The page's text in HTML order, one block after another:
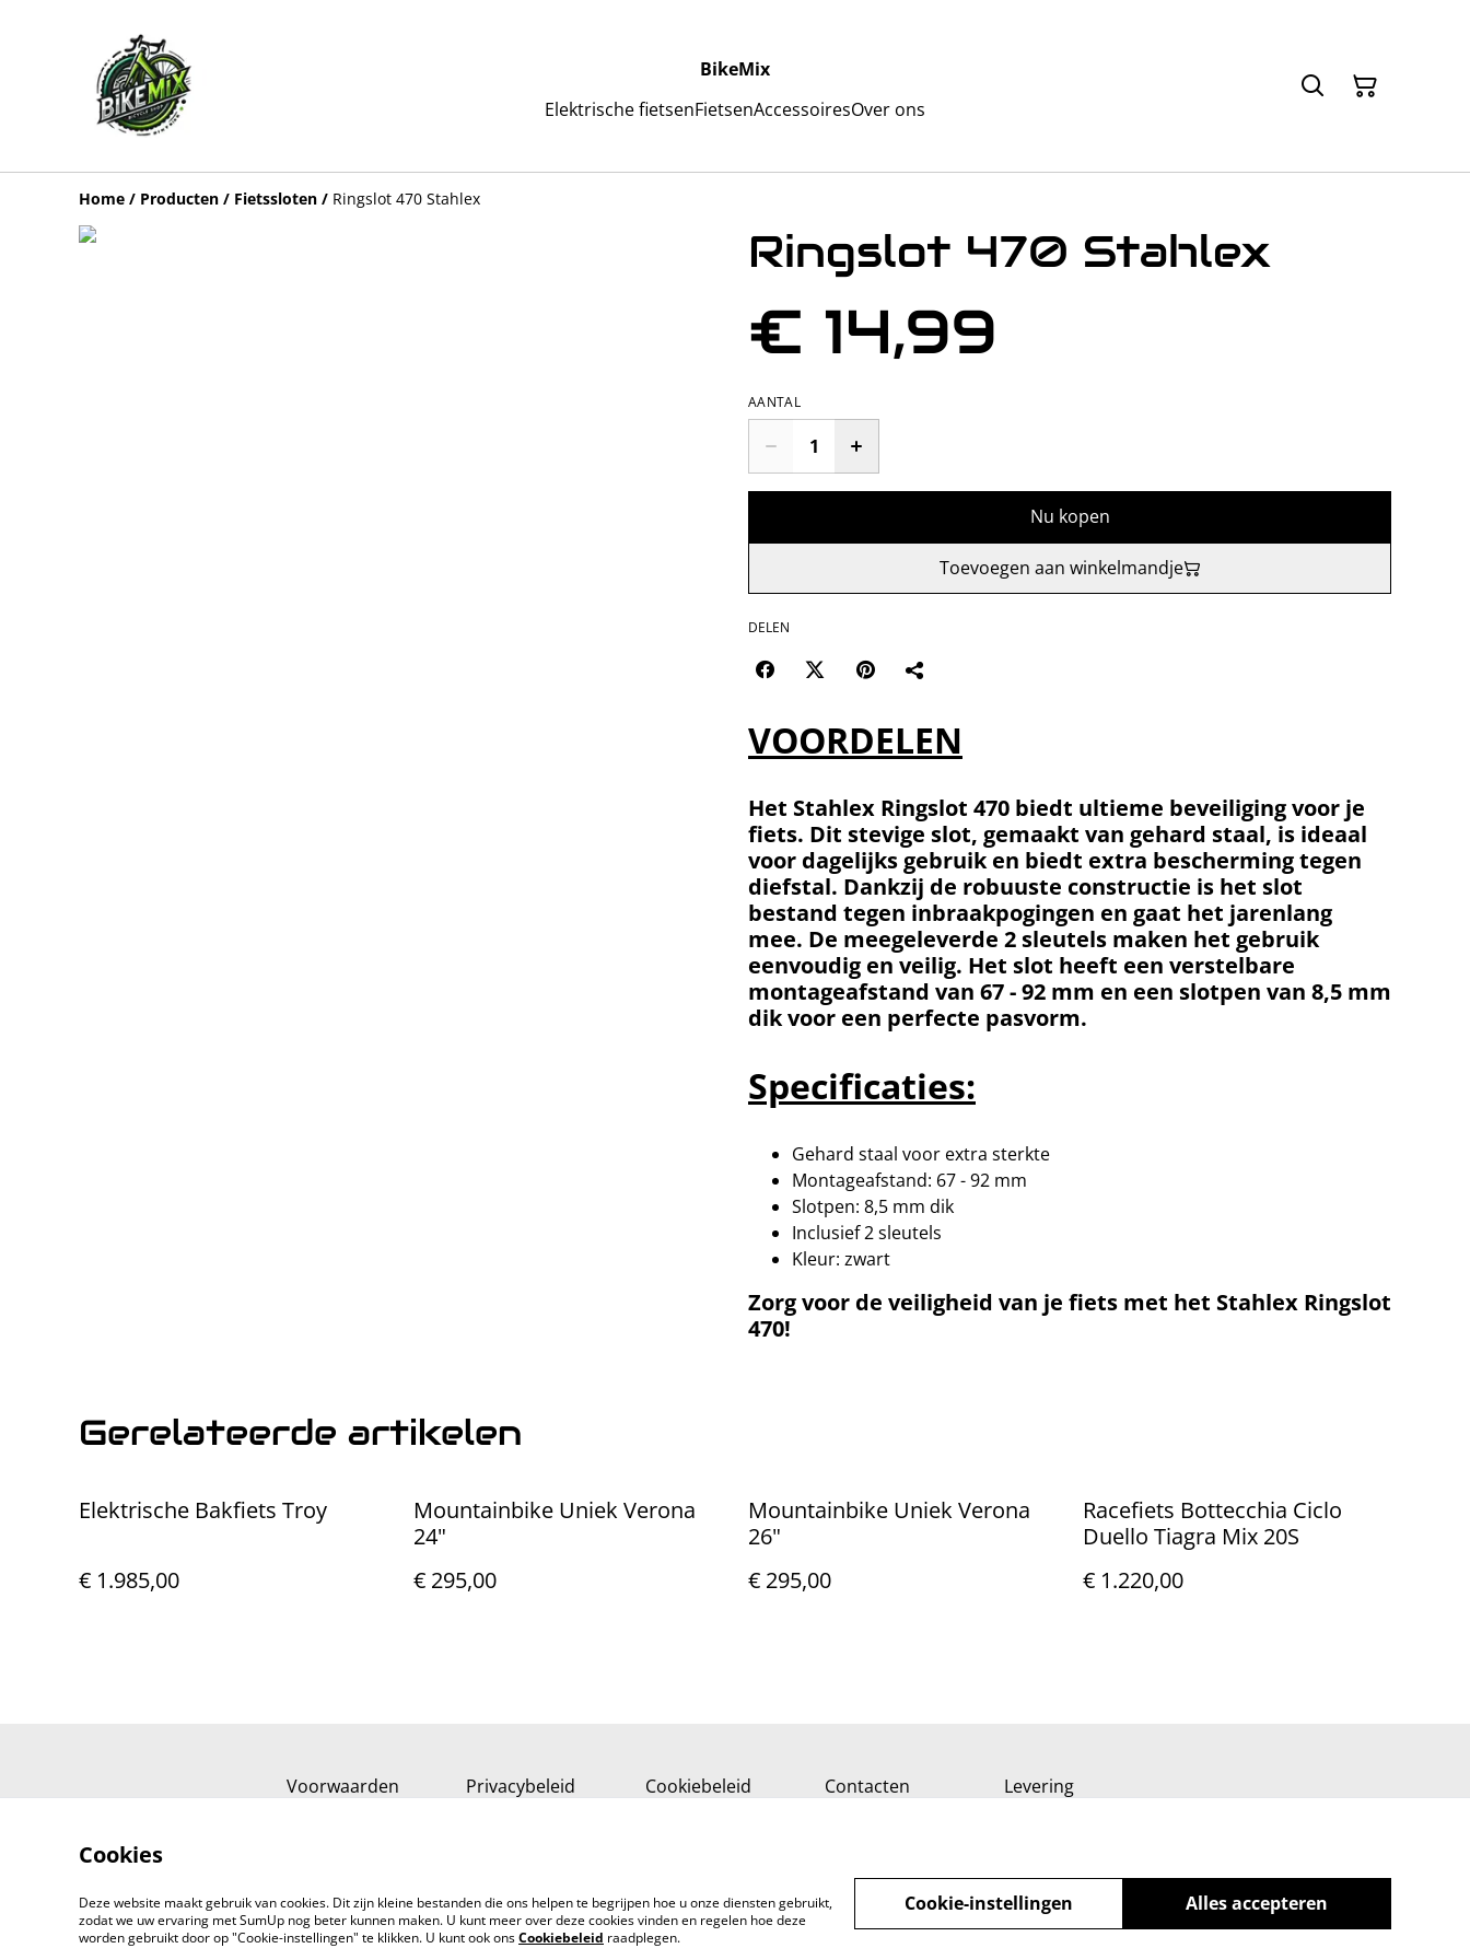
BikeMix
Elektrische fietsenFietsenAccessoiresOver ons
Home / Producten / Fietssloten / Ringslot 470 Stahlex
Ringslot 470 Stahlex
€ 14,99
AANTAL
Nu kopen
Toevoegen aan winkelmandje
DELEN
VOORDELEN
Het Stahlex Ringslot 470 biedt ultieme beveiliging voor je
fiets. Dit stevige slot, gemaakt van gehard staal, is ideaal
voor dagelijks gebruik en biedt extra bescherming tegen
diefstal. Dankzij de robuuste constructie is het slot
bestand tegen inbraakpogingen en gaat het jarenlang
mee. De meegeleverde 2 sleutels maken het gebruik
eenvoudig en veilig. Het slot heeft een verstelbare
montageafstand van 67 - 92 mm en een slotpen van 8,5 mm
dik voor een perfecte pasvorm.
Specificaties:
Gehard staal voor extra sterkte
Montageafstand: 67 - 92 mm
Slotpen: 8,5 mm dik
Inclusief 2 sleutels
Kleur: zwart
Zorg voor de veiligheid van je fiets met het Stahlex Ringslot
470!
Gerelateerde artikelen
Elektrische Bakfiets Troy
€ 1.985,00
Mountainbike Uniek Verona
24"
€ 295,00
Mountainbike Uniek Verona
26"
€ 295,00
Racefiets Bottecchia Ciclo
Duello Tiagra Mix 20S
€ 1.220,00
Voorwaarden Privacybeleid Cookiebeleid Contacten Levering
©2026BikeMix
Cookies
Deze website maakt gebruik van cookies. Dit zijn kleine bestanden die ons helpen te begrijpen hoe u onze diensten gebruikt,
zodat we uw ervaring met SumUp nog beter kunnen maken. U kunt meer over deze cookies vinden en regelen hoe deze
worden gebruikt door op "Cookie-instellingen" te klikken. U kunt ook onsCookiebeleid raadplegen.
Alles accepteren
Cookie-instellingen